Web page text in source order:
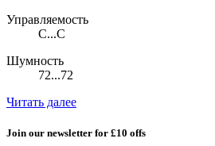
Управляемость
C...C
Шумность
72...72
Читать далее
Join our newsletter for £10 offs